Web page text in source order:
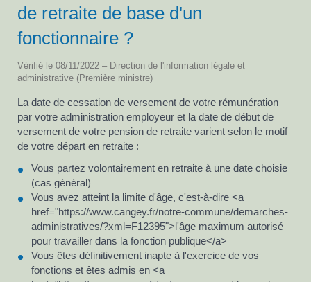
de retraite de base d'un
fonctionnaire ?
Vérifié le 08/11/2022 – Direction de l'information légale et
administrative (Première ministre)
La date de cessation de versement de votre rémunération
par votre administration employeur et la date de début de
versement de votre pension de retraite varient selon le motif
de votre départ en retraite :
Vous partez volontairement en retraite à une date choisie
(cas général)
Vous avez atteint la limite d'âge, c'est-à-dire <a
href="https://www.cangey.fr/notre-commune/demarches-
administratives/?xml=F12395">l'âge maximum autorisé
pour travailler dans la fonction publique</a>
Vous êtes définitivement inapte à l'exercice de vos
fonctions et êtes admis en <a